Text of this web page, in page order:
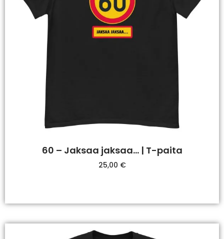
60 – Jaksaa jaksaa… | T-paita
25,00 €